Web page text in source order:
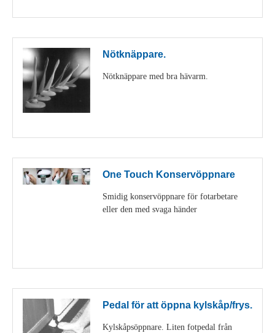
Nötknäppare.
Nötknäppare med bra hävarm.
One Touch Konservöppnare
Smidig konservöppnare för fotarbetare
eller den med svaga händer
Pedal för att öppna kylskåp/frys.
Kylskåpsöppnare. Liten fotpedal från